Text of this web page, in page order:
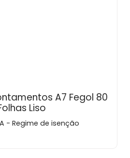
A7 Fegol 80
Liso
- Regime de isenção